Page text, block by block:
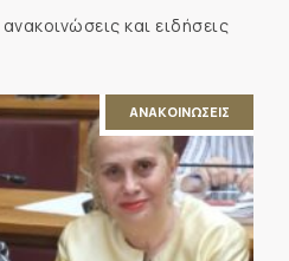
και ειδήσεις
ΑΝΑΚΟΙΝΩΣΕΙΣ